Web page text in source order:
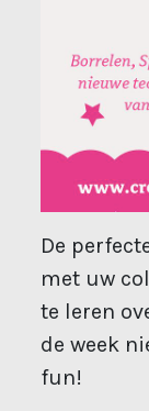
De
met uw
te leren
de week
fun!